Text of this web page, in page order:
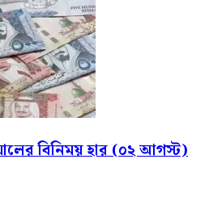
বিনিময় হার (০২ আগস্ট)